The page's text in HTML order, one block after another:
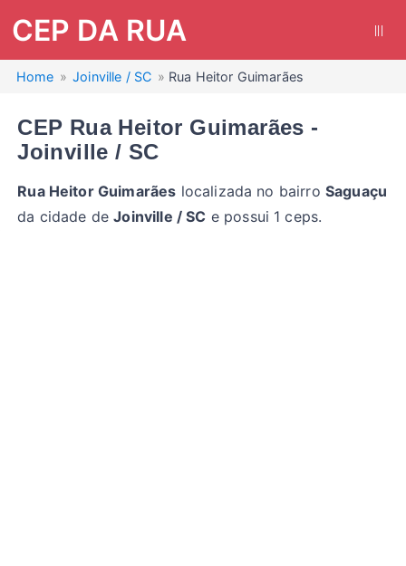
CEP DA RUA
Home Joinville / SC Rua Heitor Guimarães
CEP Rua Heitor Guimarães -
Joinville / SC
Rua Heitor Guimarães localizada no bairro Saguaçu
da cidade deJoinville / SC e possui 1 ceps.